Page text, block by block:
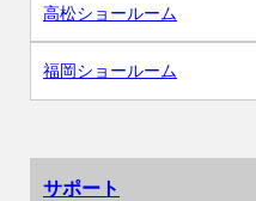
高松ショールーム
福岡ショールーム
サポート